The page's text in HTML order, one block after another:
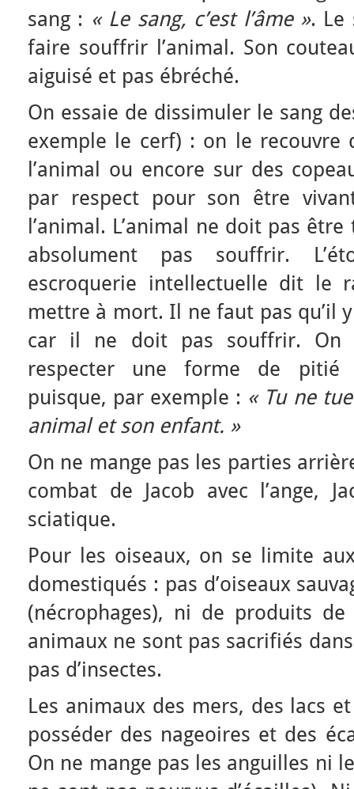
sang : « Le sang, c’est l’âme ». Le
faire souffrir l’animal. Son
aiguisé et pas ébréché.
On essaie de dissimuler le sang
exemple le cerf) : on le recouvre
l’animal ou encore sur des
par respect pour son être
l’animal. L’animal ne doit pas
absolument pas souffrir.
escroquerie intellectuelle dit le
mettre à mort. Il ne faut pas qu’il
car il ne doit pas souffrir. On
respecter une forme de pitié
puisque, par exemple : « Tu ne
animal et son enfant. »
On ne mange pas les parties
combat de Jacob avec l’ange,
sciatique.
Pour les oiseaux, on se limite
domestiqués : pas d’oiseaux
(nécrophages), ni de produits
animaux ne sont pas sacrifiés
pas d’insectes.
Les animaux des mers, des lacs
posséder des nageoires et des
On ne mange pas les anguilles ni